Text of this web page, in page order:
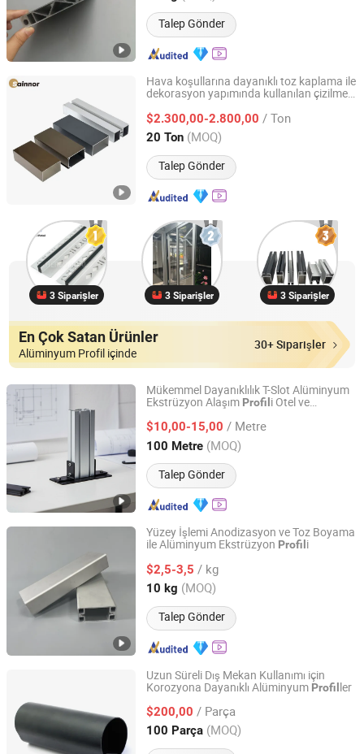
Talep Gönder
Hava koşullarına dayanıklı toz kaplama ile
dekorasyon yapımında kullanılan çizilmez
$2.300,00-2.800,00 / Ton
20 Ton (MOQ)
Talep Gönder
Linyi Shengao Aluminum Industry Co., Ltd.
Shandong, China Fiyat 2024
3 Siparişler 3 Siparişler 3 Siparişler
En Çok Satan Ürünler
Alüminyum Profil içinde
30+ Siparişler
Mükemmel Dayanıklılık T-Slot Alüminyum
Ekstrüzyon Alaşım Profil i Otel ve
$10,00-15,00 / Metre
100 Metre (MOQ)
Talep Gönder
GUANGZHOU HOMI ALUMINIUM CO., LTD
Guangdong, China Fiyat 2019
Yüzey İşlemi Anodizasyon ve Toz Boyama
ile Alüminyum Ekstrüzyon Profil i
$2,5-3,5 / kg
10 kg (MOQ)
Talep Gönder
Suzhou Hengxinyu Aluminum Technology Co., Ltd.
Jiangsu, China Fiyat 2025
Uzun Süreli Dış Mekan Kullanımı için
Korozyona Dayanıklı Alüminyum Profiller
$200,00 / Parça
100 Parça (MOQ)
Alumag Aluminum Tech(Taicang) Co., Ltd.
Jiangsu, China Fiyat 2020